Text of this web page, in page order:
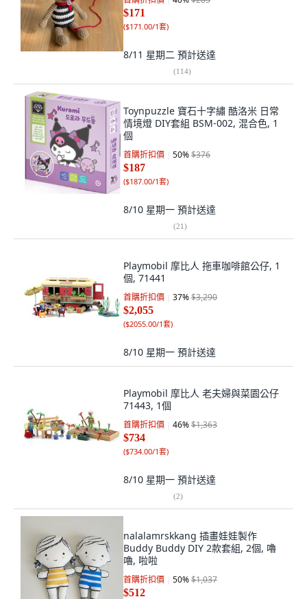
$171
($171.00/1套)
8/11 星期二 預計送達
(114)
Toynpuzzle 寶石十字繡 酷洛米 日常
情境燈 DIY套組 BSM-002, 混合色, 1
個
首購折扣價 50%$376
$187
($187.00/1套)
8/10 星期一 預計送達
(21)
Playmobil 摩比人 拖車咖啡館公仔, 1
個, 71441
首購折扣價 37%$3,290
$2,055
($2055.00/1套)
8/10 星期一 預計送達
Playmobil 摩比人 老夫婦與菜園公仔
71443, 1個
首購折扣價 46%$1,363
$734
($734.00/1套)
8/10 星期一 預計送達
(2)
nalalamrskkang 插畫娃娃製作
Buddy Buddy DIY 2款套組, 2個, 嚕
嚕, 啦啦
首購折扣價 50%$1,037
$512